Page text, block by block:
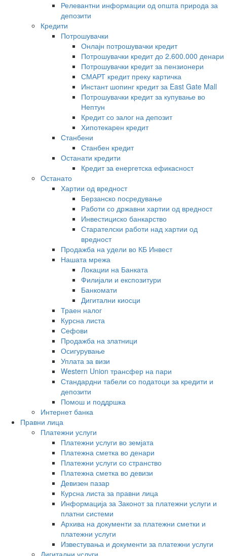
Релевантни информации од општа природа за
депозити
Кредити
Потрошувачки
Онлајн потрошувачки кредит
Потрошувачки кредит до 2.600.000 денари
Потрошувачки кредит за пензионери
СМАРТ кредит преку картичка
Инстант шопинг кредит за East Gate Mall
Потрошувачки кредит за купување во
Нептун
Кредит со залог на депозит
Хипотекарен кредит
Станбени
Станбен кредит
Останати кредити
Кредит за енергетска ефикасност
Останато
Хартии од вредност
Берзанско посредување
Работи со државни хартии од вредност
Инвестициско банкарство
Старателски работи над хартии од
вредност
Продажба на удели во КБ Инвест
Нашата мрежа
Локации на Банката
Филијали и експозитури
Банкомати
Дигитални киосци
Траен налог
Курсна листа
Сефови
Продажба на златници
Осигурување
Уплата за визи
Western Union трансфер на пари
Стандардни табели со податоци за кредити и
депозити
Помош и поддршка
Интернет банка
Правни лица
Платежни услуги
Платежни услуги во земјата
Платежна сметка во денари
Платежни услуги со странство
Платежна сметка во девизи
Девизен пазар
Курсна листа за правни лица
Информација за Законот за платежни услуги и
платни системи
Архива на документи за платежни сметки и
платежни услуги
Известувања и документи за платежни услуги
Дигитални услуги